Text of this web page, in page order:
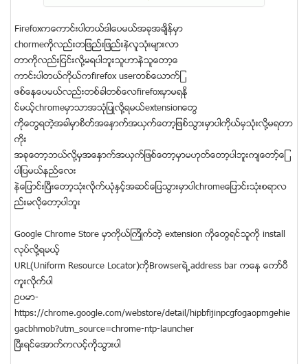
Firefoxကေကာင္းပါတယ္ဒါေပမယ္အခုအခ်ိန္မွာ
chormeကိုလည္းတျဖည္းျဖည္းနဲလူသံုးမ်ားလာ
တာကိုလည္းျငင္းလို႔မရပါဘူးသူဟာနဲသူေတာ့ေ
ကာင္းပါတယ္ကုိယ္ကfirefox userတစ္ေယာက္ျ
ဖစ္ေနေပမယ္လည္းတစ္ခါတစ္ေလfirefoxမွာမရႏို
င္မယ့္chromeမွာသာအသံုျပဳလို႔ရမယ္extensionေတြ
ကိုေတြရတဲ့အခါမွာစိတ္အေႏွာက္အယွက္ေတာ့ျဖစ္သြားမွာပါကိုယ္မွသံုးလုိ႔မရတာ
ကိုး
အခုေတာ့ဘယ္လို႔မွအေႏွာက္အယွက္ျဖစ္ေတာ့မွာမဟုတ္ေတာ့ပါဘူးက်ေတာ့္ေျ
ပာျပမယ္နည္ေလး
နဲေျပာင္းျပီးေတာ့သံုးလိုက္ယံုႏွင့္အဆင္ေျပသြားမွာပါchromeေျပာင္းသံုးစရာလ
ည္းမလိုေတာ့ပါဘူး
Google Chrome Store မွာကိုယ္ၾကိဳက္တဲ့ extension ကိုေတြရင္သူကို install
လုပ္လို႔ရမယ့္
URL(Uniform Resource Locator)ကိုBrowserရဲ့address bar ကေန ေကာ္ပီ
ကူးလိုက္ပါ
ဥပမာ-
https://chrome.google.com/webstore/detail/hipbfijinpcgfogaopmgehie
gacbhmob?utm_source=chrome-ntp-launcher
ျပီးရင္ေအာက္ကလင့္ကိုသြားပါ